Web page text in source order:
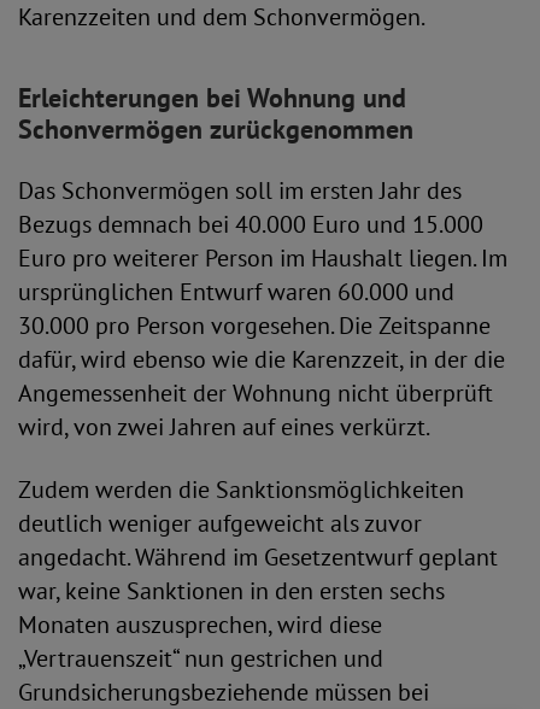
Karenzzeiten und dem Schonvermögen.
Erleichterungen bei Wohnung und
Schonvermögen zurückgenommen
Das Schonvermögen soll im ersten Jahr des
Bezugs demnach bei 40.000 Euro und 15.000
Euro pro weiterer Person im Haushalt liegen. Im
ursprünglichen Entwurf waren 60.000 und
30.000 pro Person vorgesehen. Die Zeitspanne
dafür, wird ebenso wie die Karenzzeit, in der die
Angemessenheit der Wohnung nicht überprüft
wird, von zwei Jahren auf eines verkürzt.
Zudem werden die Sanktionsmöglichkeiten
deutlich weniger aufgeweicht als zuvor
angedacht. Während im Gesetzentwurf geplant
war, keine Sanktionen in den ersten sechs
Monaten auszusprechen, wird diese
„Vertrauenszeit“ nun gestrichen und
Grundsicherungsbeziehende müssen bei